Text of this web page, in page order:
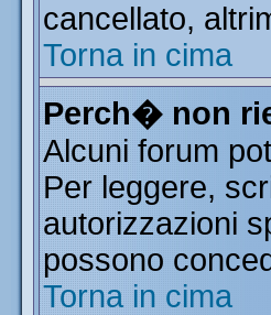
cancellato,
Torna in cima
Perch� non
Alcuni forum
Per leggere,
autorizzazioni
possono
Torna in cima